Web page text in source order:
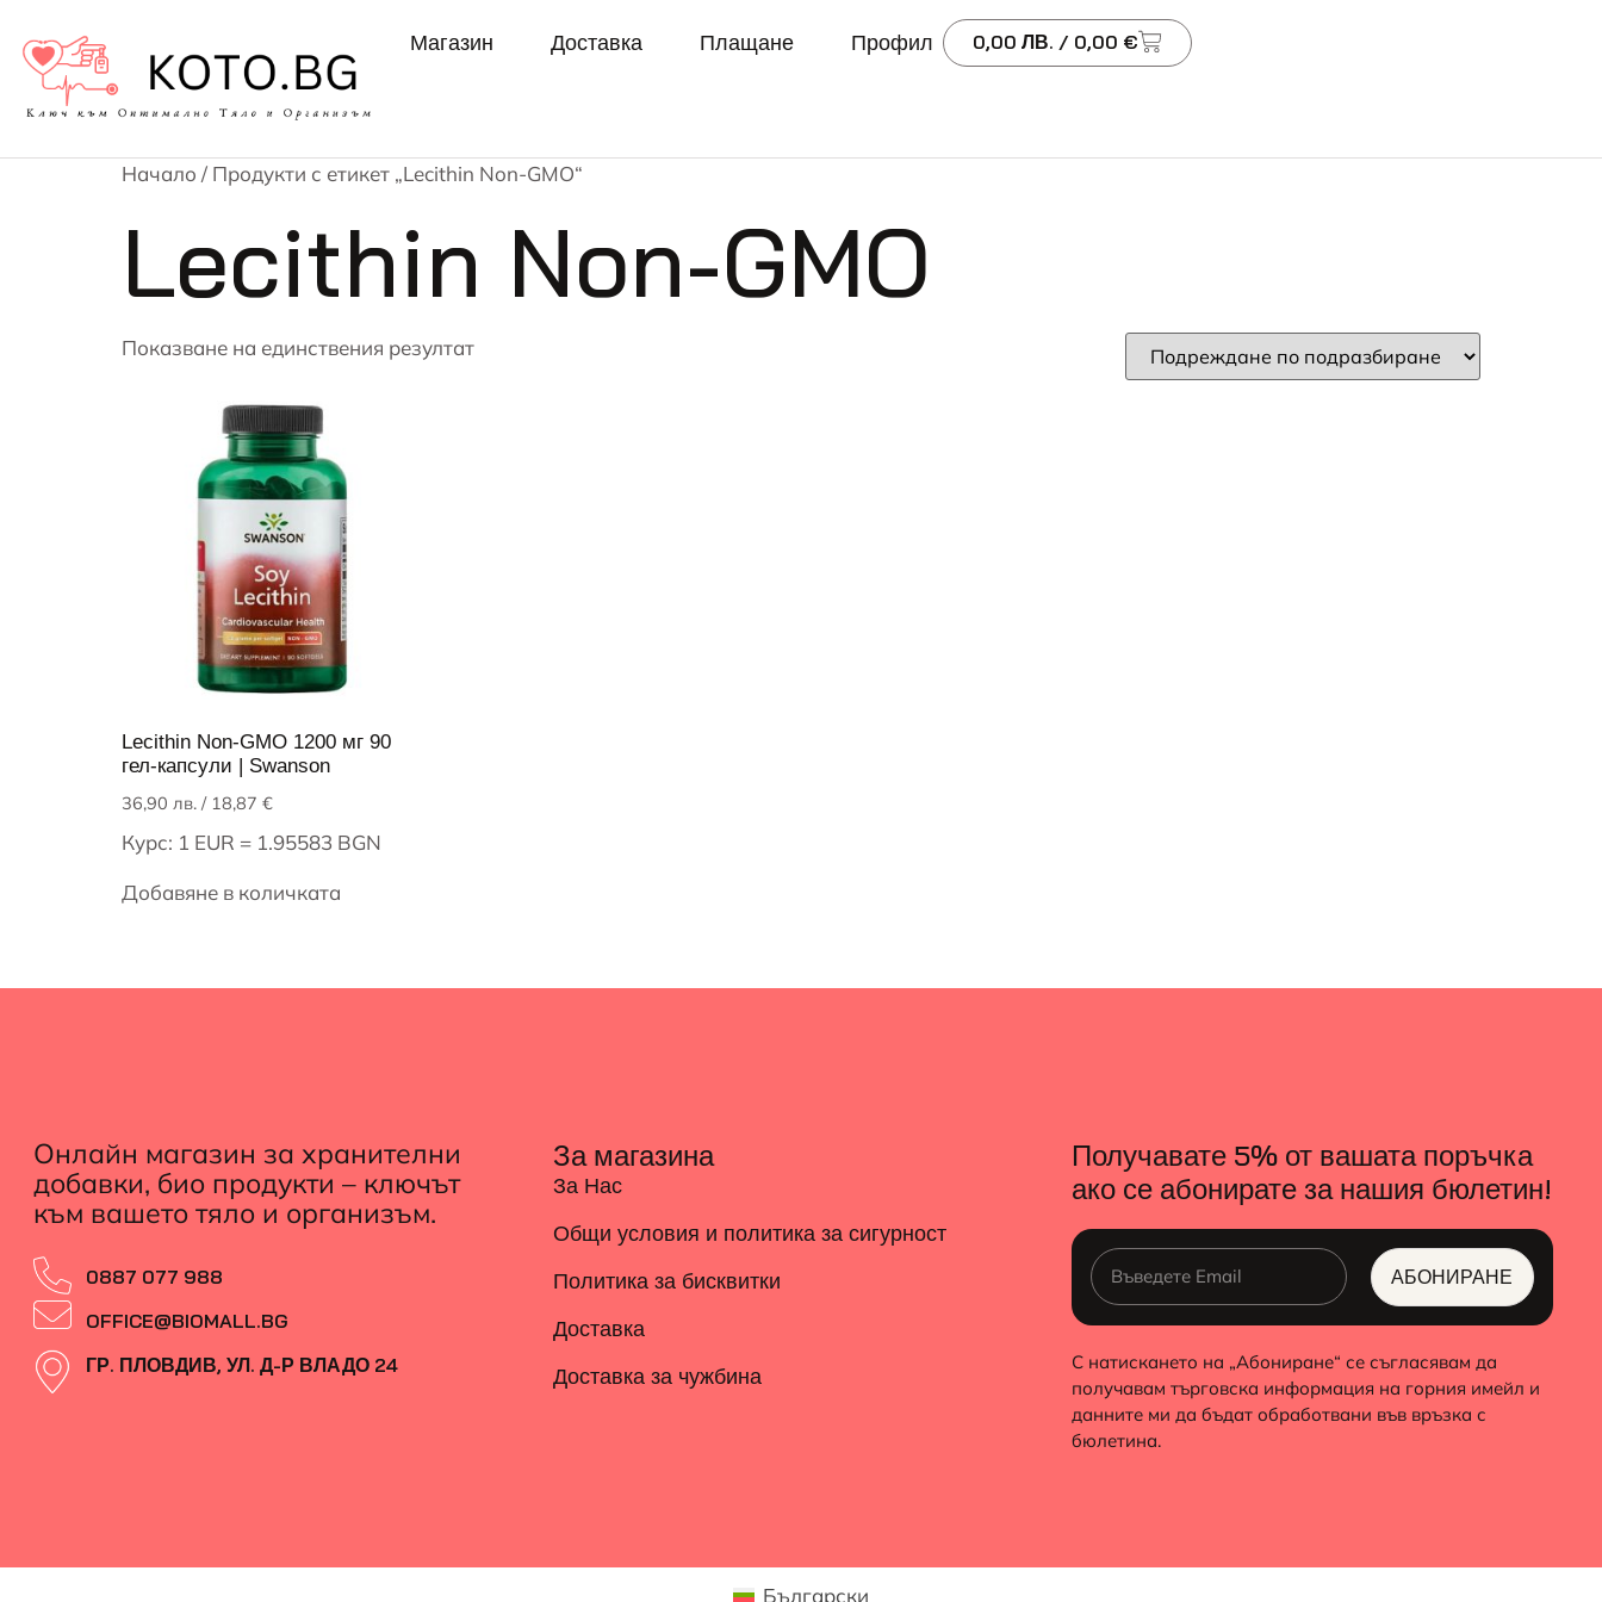
Магазин Доставка Плащане Профил 0,00 ЛВ. / 0,00 €
Начало / Продукти с етикет „Lecithin Non-GMO“
Lecithin Non-GMO
Показване на единствения резултат
Lecithin Non-GMO 1200 мг 90
гел-капсули | Swanson
36,90 лв. / 18,87 €
Курс: 1 EUR = 1.95583 BGN
Добавяне в количката
Онлайн магазин за хранителни
добавки, био продукти – ключът
към вашето тяло и организъм.
0887 077 988
OFFICE@BIOMALL.BG
ГР. ПЛОВДИВ, УЛ. Д-Р ВЛАДО 24
За магазина
За Нас
Общи условия и политика за сигурност
Политика за бисквитки
Доставка
Доставка за чужбина
Получавате 5% от вашата поръчка
ако се абонирате за нашия бюлетин!
АБОНИРАНЕ
ALTERNATIVE:
С натискането на „Абониране“ се съгласявам да
получавам търговска информация на горния имейл и
данните ми да бъдат обработвани във връзка с
бюлетина.
Български